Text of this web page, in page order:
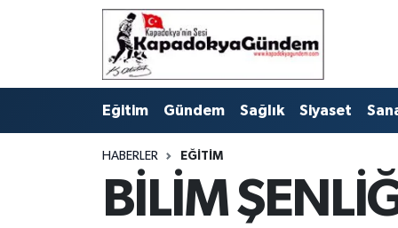
Eğitim Gündem Sağlık Siyaset
HABERLER EĞITIM
BİLİM
Hava Durumu
Trafik Durumu
Süper Lig Puan Durumu ve Fikstür
Tüm Manşetler